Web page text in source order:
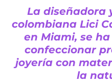
La diseñadora
colombiana Lici
en Miami, se
confeccionar
joyería con
la